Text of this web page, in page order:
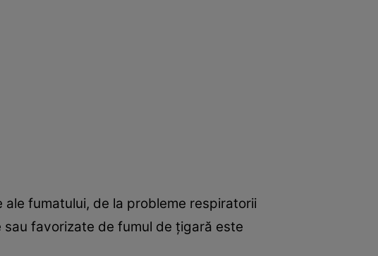
fumatului, de la probleme respiratorii
favorizate de fumul de ţigară este